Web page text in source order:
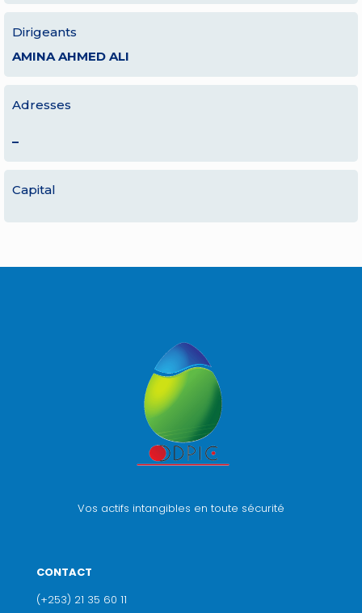
Dirigeants
AMINA AHMED ALI
Adresses
–
Capital
Vos actifs intangibles en toute sécurité
CONTACT
(+253) 21 35 60 11